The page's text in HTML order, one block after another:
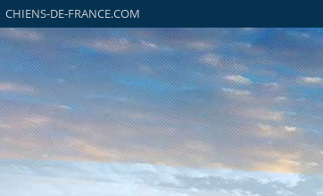
CHIENS-DE-FRANCE.COM